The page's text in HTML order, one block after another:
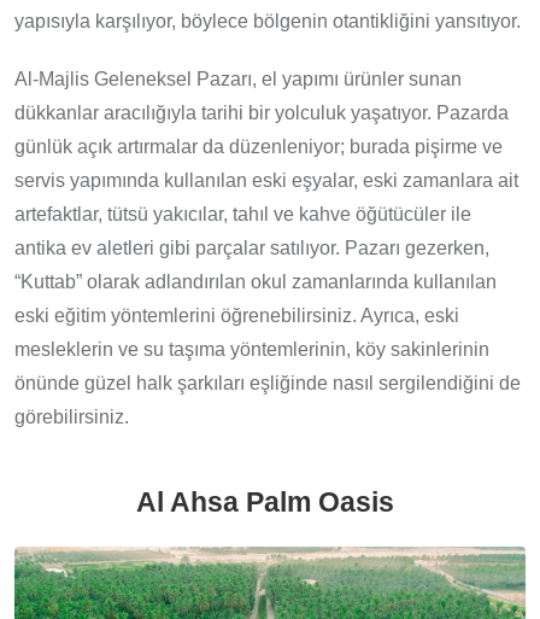
yapısıyla karşılıyor, böylece bölgenin otantikliğini yansıtıyor.
Al-Majlis Geleneksel Pazarı, el yapımı ürünler sunan
dükkanlar aracılığıyla tarihi bir yolculuk yaşatıyor. Pazarda
günlük açık artırmalar da düzenleniyor; burada pişirme ve
servis yapımında kullanılan eski eşyalar, eski zamanlara ait
artefaktlar, tütsü yakıcılar, tahıl ve kahve öğütücüler ile
antika ev aletleri gibi parçalar satılıyor. Pazarı gezerken,
“Kuttab” olarak adlandırılan okul zamanlarında kullanılan
eski eğitim yöntemlerini öğrenebilirsiniz. Ayrıca, eski
mesleklerin ve su taşıma yöntemlerinin, köy sakinlerinin
önünde güzel halk şarkıları eşliğinde nasıl sergilendiğini de
görebilirsiniz.
Al Ahsa Palm Oasis